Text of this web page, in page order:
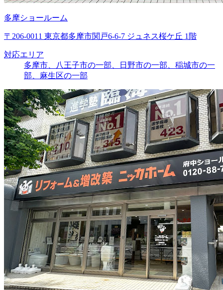
多摩ショールーム
〒206-0011 東京都多摩市関戸6-6-7 ジュネス桜ケ丘 1階
対応エリア
多摩市、八王子市の一部、日野市の一部、稲城市の一
部、麻生区の一部